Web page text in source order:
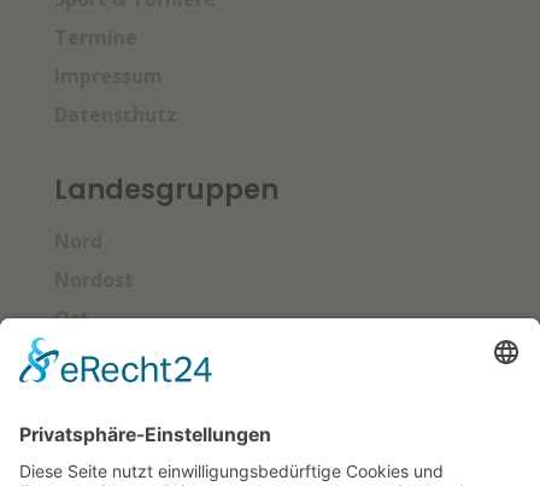
Termine
Impressum
Datenschutz
Landesgruppen
Nord
Nordost
Ost
Süd
West